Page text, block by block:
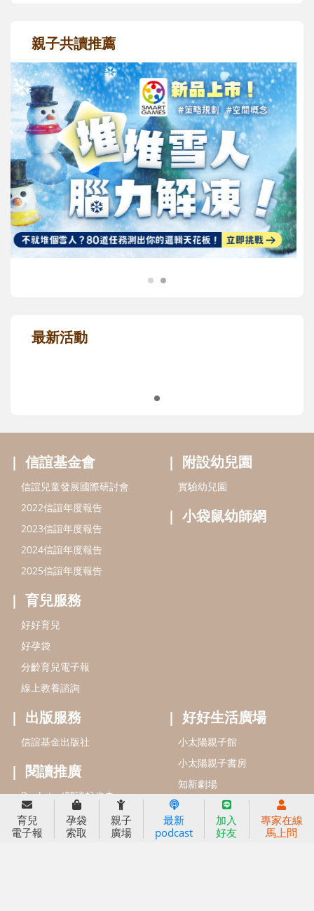
親子共讀推薦
最新活動
信誼基金會
信誼兒童發展國際研討會
2023信誼年度報告
2024信誼年度報告
2025信誼年度報告
育兒服務
好好育兒
好孕袋
小袋鼠幼師網
育兒
電子報
孕袋
索取
親子
廣場
最新
podcast
加入
好友
專家在線
馬上問